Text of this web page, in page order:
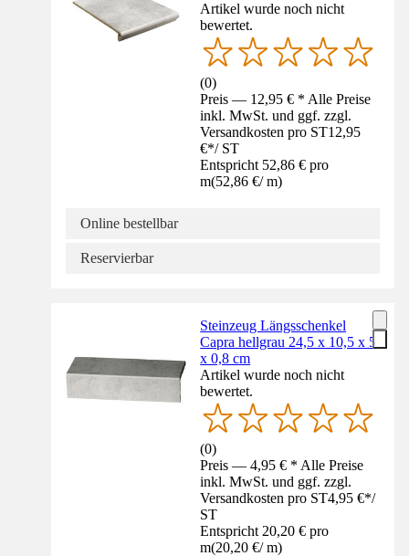
Artikel wurde noch nicht
bewertet.
(0)
Preis — 12,95 € * Alle Preise
inkl. MwSt. und ggf. zzgl.
Versandkosten pro ST12,95
€*/ ST
Entspricht 52,86 € pro
m(52,86 €/ m)
Online bestellbar
Reservierbar
Steinzeug Längsschenkel
Capra hellgrau 24,5 x 10,5 x 5
x 0,8 cm
Artikel wurde noch nicht
bewertet.
(0)
Preis — 4,95 € * Alle Preise
inkl. MwSt. und ggf. zzgl.
Versandkosten pro ST4,95 €*/
ST
Entspricht 20,20 € pro
m(20,20 €/ m)